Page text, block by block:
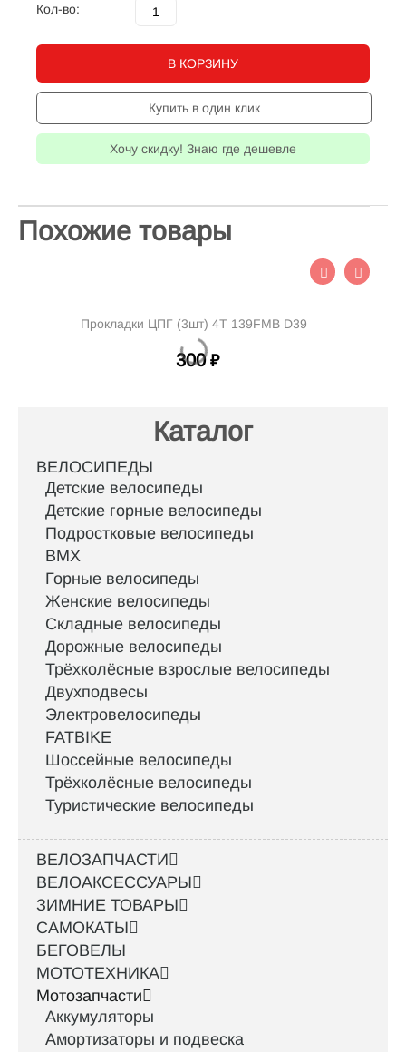
Кол-во:
В КОРЗИНУ
Купить в один клик
Хочу скидку! Знаю где дешевле
Похожие товары
Прокладки ЦПГ (3шт) 4Т 139FMB D39
300 ₽
Каталог
ВЕЛОСИПЕДЫ
Детские велосипеды
Детские горные велосипеды
Подростковые велосипеды
BMX
Горные велосипеды
Женские велосипеды
Складные велосипеды
Дорожные велосипеды
Трёхколёсные взрослые велосипеды
Двухподвесы
Электровелосипеды
FATBIKE
Шоссейные велосипеды
Трёхколёсные велосипеды
Туристические велосипеды
ВЕЛОЗАПЧАСТИ
ВЕЛОАКСЕССУАРЫ
ЗИМНИЕ ТОВАРЫ
САМОКАТЫ
БЕГОВЕЛЫ
МОТОТЕХНИКА
Мотозапчасти
Аккумуляторы
Амортизаторы и подвеска